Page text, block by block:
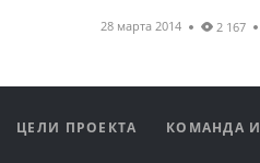
28 марта 2014 2 167
ЦЕЛИ ПРОЕКТА КОМАНДА